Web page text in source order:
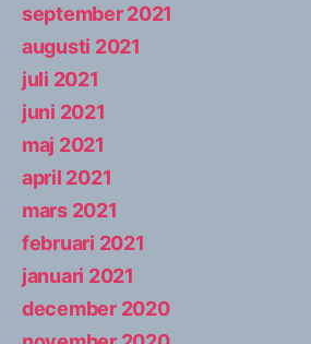
september 2021
augusti 2021
juli 2021
juni 2021
maj 2021
april 2021
mars 2021
februari 2021
januari 2021
december 2020